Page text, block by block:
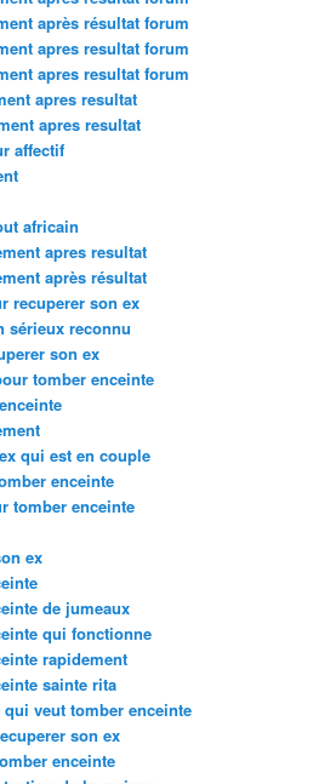
après résultat forum
apres resultat forum
apres resultat forum
apres resultat
apres resultat
affectif
africain
apres resultat
après résultat
recuperer son ex
sérieux reconnu
son ex
tomber enceinte
qui est en couple
enceinte
tomber enceinte
ex
de jumeaux
qui fonctionne
rapidement
sainte rita
veut tomber enceinte
son ex
enceinte